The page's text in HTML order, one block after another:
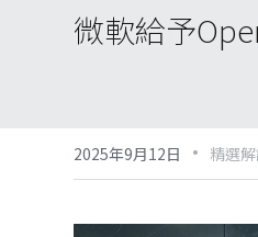
微軟給予
2025年9月12日 · 精選